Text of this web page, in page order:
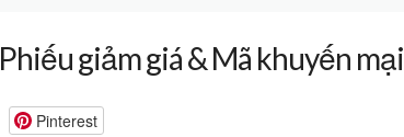
Phiếu giảm giá & Mã khuyến mại
Pinterest